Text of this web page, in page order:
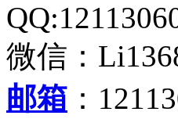
微信：
邮箱 ：